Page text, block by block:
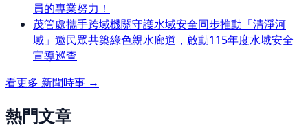
員的專業努力！
茂管處攜手跨域機關守護水域安全同步推動「清淨河
域」邀民眾共築綠色親水廊道，啟動115年度水域安全
宣導巡查
看更多 新聞時事 →
熱門文章